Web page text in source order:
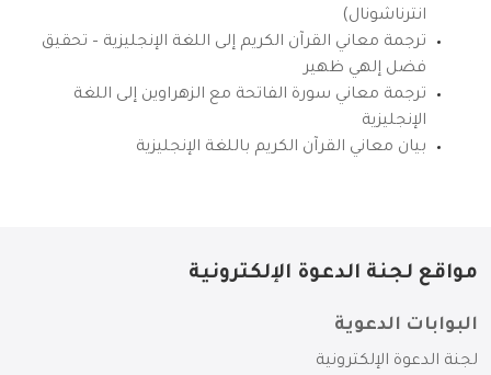
انترناشونال)
ترجمة معاني القرآن الكريم إلى اللغة الإنجليزية – تحقيق
فضل إلهي ظهير
ترجمة معاني سورة الفاتحة مع الزهراوين إلى اللغة
الإنجليزية
بيان معاني القرآن الكريم باللغة الإنجليزية
مواقع لجنة الدعوة الإلكترونية
البوابات الدعوية
لجنة الدعوة الإلكترونية